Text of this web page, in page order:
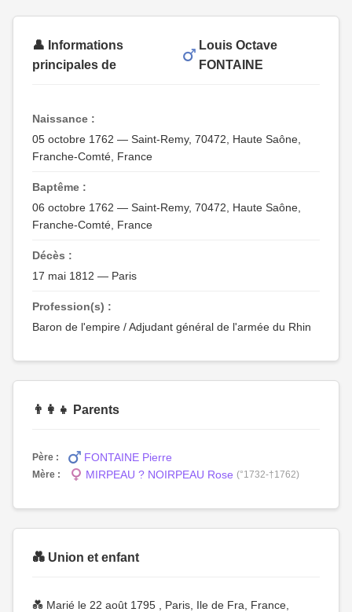
👤 Informations
principales de
Louis Octave
FONTAINE
Naissance :
05 octobre 1762 — Saint-Remy, 70472, Haute Saône,
Franche-Comté, France
Baptême :
06 octobre 1762 — Saint-Remy, 70472, Haute Saône,
Franche-Comté, France
Décès :
17 mai 1812 — Paris
Profession(s) :
Baron de l'empire / Adjudant général de l'armée du Rhin
👨‍👩‍👧 Parents
Père : FONTAINE Pierre
Mère : MIRPEAU ? NOIRPEAU Rose (°1732-†1762)
💑 Union et enfant
💑 Marié le 22 août 1795 , Paris, Ile de Fra, France,